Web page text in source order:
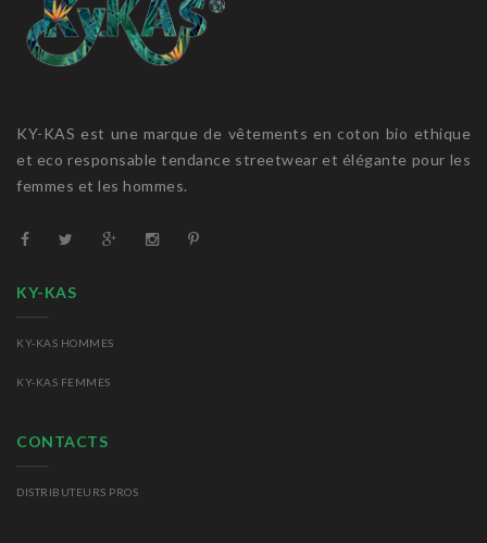
KY-KAS est une marque de vêtements en coton bio ethique
et eco responsable tendance streetwear et élégante pour les
femmes et les hommes.
KY-KAS
KY-KAS HOMMES
KY-KAS FEMMES
CONTACTS
DISTRIBUTEURS PROS